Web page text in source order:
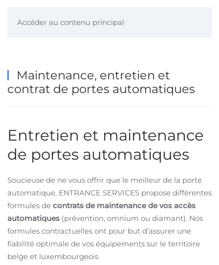
Accéder au contenu principal
Maintenance, entretien et
contrat de portes automatiques
Entretien et maintenance
de portes automatiques
Soucieuse de ne vous offrir que le meilleur de la porte
automatique, ENTRANCE SERVICES propose différentes
formules de contrats de maintenance de vos accès
automatiques (prévention, omnium ou diamant). Nos
formules contractuelles ont pour but d’assurer une
fiabilité optimale de vos équipements sur le territoire
belge et luxembourgeois.